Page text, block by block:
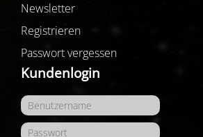
Newsletter
Registrieren
Passwort vergessen
Kundenlogin